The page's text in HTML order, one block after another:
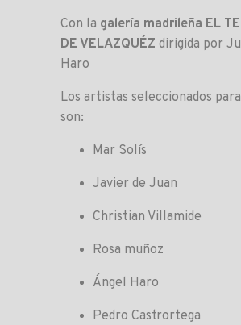
Con la galería madrileña EL
DE VELAZQUÉZ dirigida por
Haro
Los artistas seleccionados
son:
Mar Solís
Javier de Juan
Christian Villamide
Rosa muñoz
Ángel Haro
Pedro Castrortega